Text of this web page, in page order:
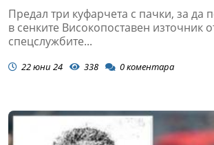
Предал три куфарчета с пачки, за да
в сенките Високопоставен източник
спецслужбите...
22 юни 24 338 0коментара